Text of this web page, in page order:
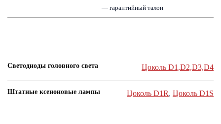
— гарантийный талон
Светодиоды головного света Цоколь D1,D2,D3,D4
Штатные ксеноновые лампы Цоколь D1R, Цоколь D1S